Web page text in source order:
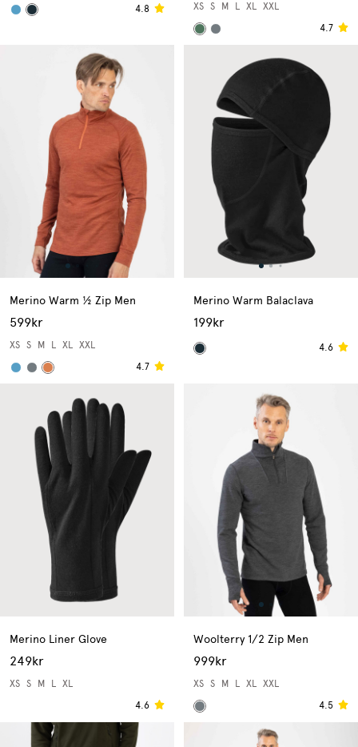
4.8 XS S M L XL XXL
4.7
Merino Warm ½ Zip Men
599kr
XS S M L XL XXL
4.7
Merino Warm Balaclava
199kr
4.6
Merino Liner Glove
249kr
XS S M L
XL
4.6
Woolterry 1/2 Zip Men
999kr
XS S M L XL
XXL
4.5